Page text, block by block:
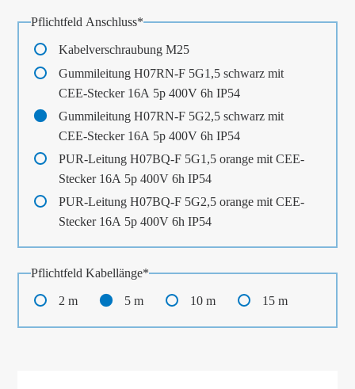
Pflichtfeld Anschluss*
Kabelverschraubung M25
Gummileitung H07RN-F 5G1,5 schwarz mit
CEE-Stecker 16A 5p 400V 6h IP54
Gummileitung H07RN-F 5G2,5 schwarz mit
CEE-Stecker 16A 5p 400V 6h IP54
PUR-Leitung H07BQ-F 5G1,5 orange mit CEE-
Stecker 16A 5p 400V 6h IP54
PUR-Leitung H07BQ-F 5G2,5 orange mit CEE-
Stecker 16A 5p 400V 6h IP54
PflichtfeldKabellänge*
2 m 5 m 10 m 15 m